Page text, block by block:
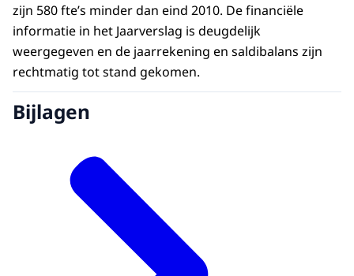
zijn 580 fte’s minder dan eind 2010. De financiële
informatie in het Jaarverslag is deugdelijk
weergegeven en de jaarrekening en saldibalans zijn
rechtmatig tot stand gekomen.
Bijlagen